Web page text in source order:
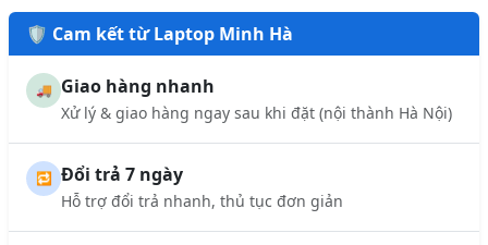
🛡️ Cam kết từ Laptop Minh Hà
🚚 Giao hàng nhanh
Xử lý & giao hàng ngay sau khi đặt (nội thành Hà Nội)
🔁 Đổi trả 7 ngày
Hỗ trợ đổi trả nhanh, thủ tục đơn giản